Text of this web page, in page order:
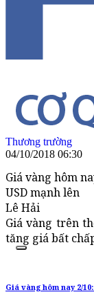
Thương trường
04/10/2018 06:30
Giá vàng hôm
USD mạnh lên
Lê Hải
Giá vàng trên
tăng giá bất
Giá vàng hôm nay 2/